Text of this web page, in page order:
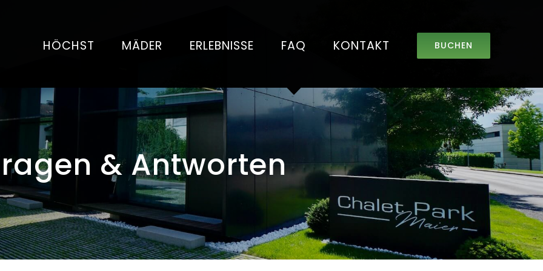
HÖCHST MÄDER ERLEBNISSE FAQ KONTAKT BUCHEN
& Antworten